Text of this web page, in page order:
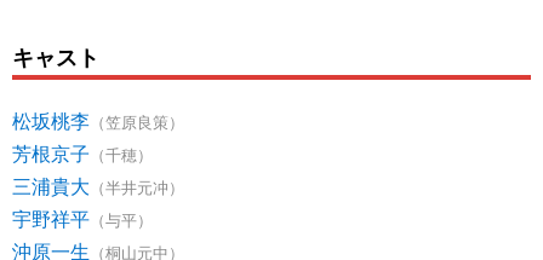
キャスト
松坂桃李 （笠原良策）
芳根京子 （千穂）
三浦貴大 （半井元冲）
宇野祥平 （与平）
沖原一生 （桐山元中）